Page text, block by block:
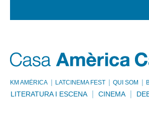
KM AMÈRICA LATCINEMA FEST QUI SOM
LITERATURA I ESCENA CINEMA